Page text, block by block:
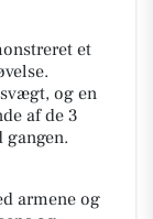
et
og en
af de 3
armene og